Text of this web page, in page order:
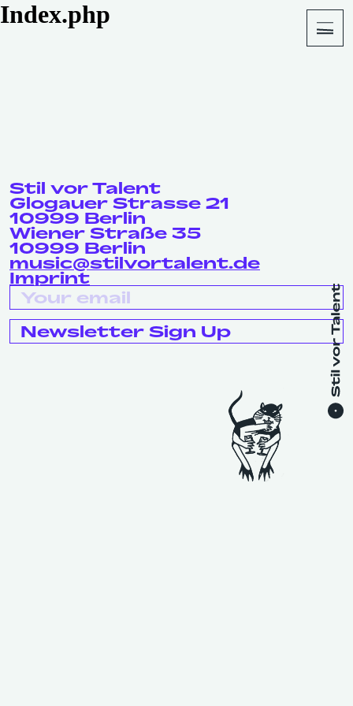
About
Index.php
Stil vor Talent
Glogauer Strasse 21
10999 Berlin
Wiener Straße 35
10999 Berlin
music@stilvortalent.de
Imprint